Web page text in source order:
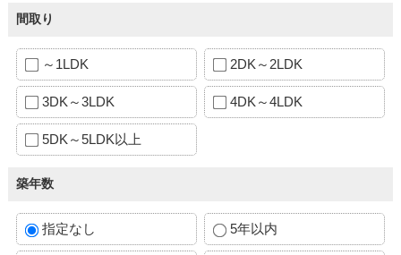
間取り
～1LDK 2DK～2LDK
3DK～3LDK 4DK～4LDK
5DK～5LDK以上
築年数
指定なし 5年以内